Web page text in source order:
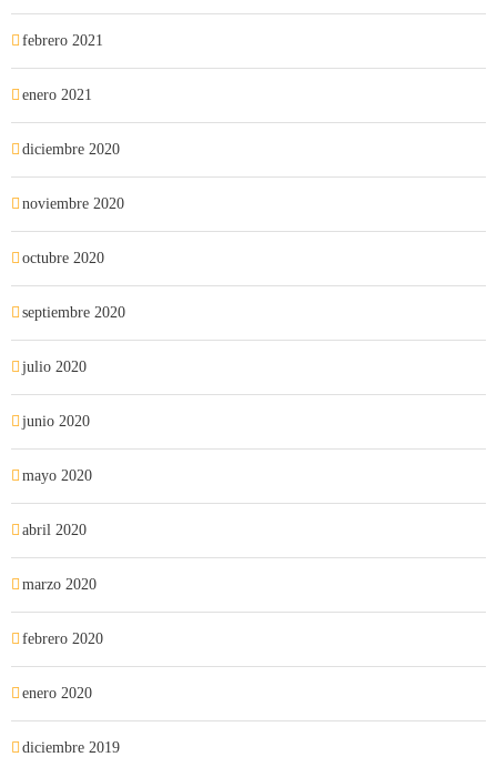
febrero 2021
enero 2021
diciembre 2020
noviembre 2020
octubre 2020
septiembre 2020
julio 2020
junio 2020
mayo 2020
abril 2020
marzo 2020
febrero 2020
enero 2020
diciembre 2019